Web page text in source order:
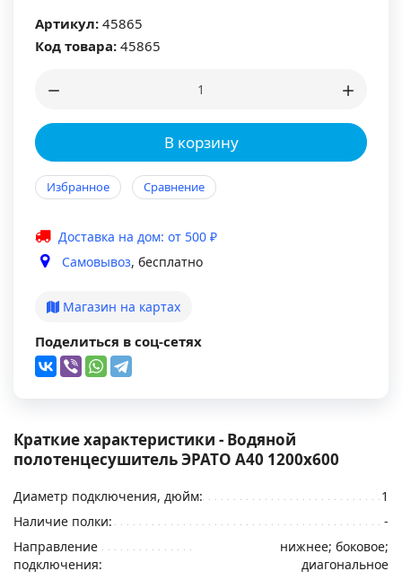
Артикул: 45865
Код товара: 45865
В корзину
Избранное Сравнение
Доставка на дом: от 500 ₽
Самовывоз, бесплатно
Магазин на картах
Поделиться в соц-сетях
Краткие характеристики - Водяной
полотенцесушитель ЭРАТО А40 1200x600
Диаметр подключения, дюйм:
1
Наличие полки:
-
Направление
подключения:
нижнее; боковое;
диагональное